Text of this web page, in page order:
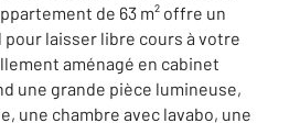
de 63 m² offre un
pour laisser libre cours à votre
aménagé en cabinet
une grande pièce lumineuse,
une chambre avec lavabo, une